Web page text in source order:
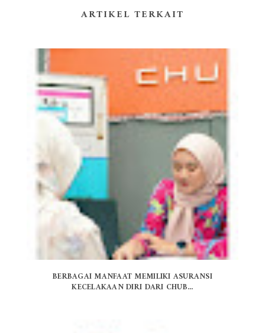
ARTIKEL TERKAIT
BERBAGAI MANFAAT MEMILIKI ASURANSI
KECELAKAAN DIRI DARI CHUB...